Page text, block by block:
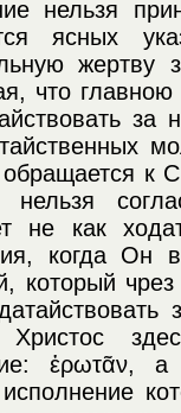
нельзя
ясных
жертву
что
за
обращается к
нельзя
не как
когда Он
который
Христос
ἐρωτᾶν, а